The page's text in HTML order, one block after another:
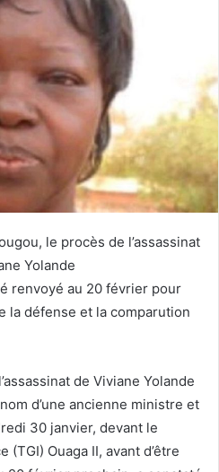
le procès de l’assassinat
Yolande
renvoyé au 20 février pour
la défense et la comparution
de Viviane Yolande
d’une ancienne ministre et
30 janvier, devant le
Ouaga II, avant d’être